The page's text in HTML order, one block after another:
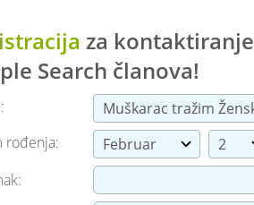
za kontaktiranje
Search članova!
rođenja: